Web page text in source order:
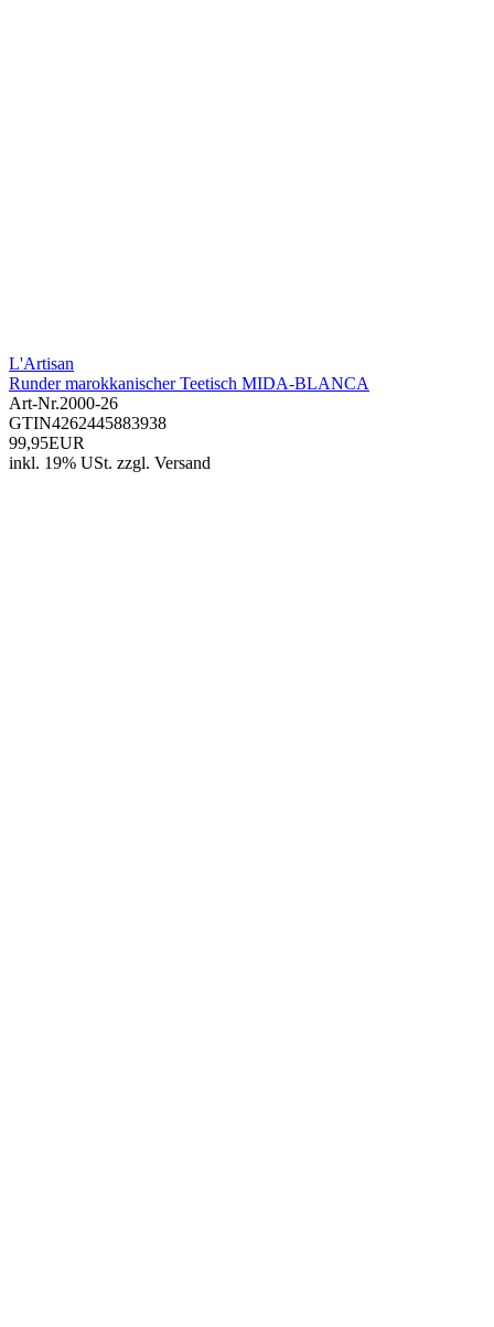
L'Artisan
Runder marokkanischer Teetisch MIDA-BLANCA
Art-Nr.2000-26
GTIN4262445883938
99,95EUR
inkl. 19% USt. zzgl. Versand